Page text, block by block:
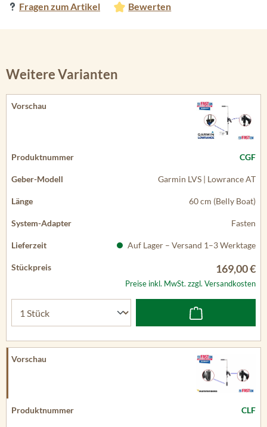
Fragen zum Artikel Bewerten
Weitere Varianten
CGF
Garmin LVS | Lowrance AT
60 cm (Belly Boat)
Fasten
Auf Lager – Versand 1–3 Werktage
169,00 €
Preise inkl. MwSt. zzgl. Versandkosten
CLF